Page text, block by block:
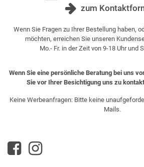
zum
Wenn Sie Fragen zu Ihrer Bestellung haben,
möchten, erreichen Sie unseren
Mo.- Fr. in der Zeit von 9-18 Uhr und
Wenn Sie eine persönliche Beratung bei uns
Sie vor Ihrer Besichtigung uns zu
Keine Werbeanfragen: Bitte keine
Mails.